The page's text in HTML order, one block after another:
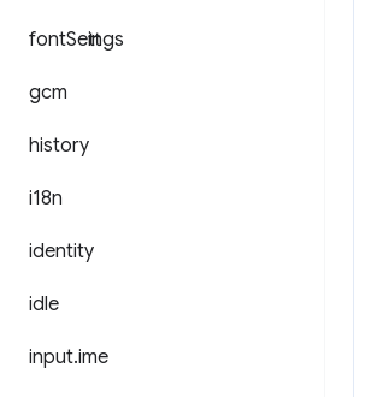
fontSettings
gcm
history
i18n
identity
idle
input.ime